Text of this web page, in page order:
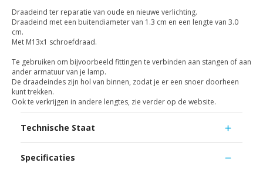
Draadeind ter reparatie van oude en nieuwe verlichting.
Draadeind met een buitendiameter van 1.3 cm en een lengte van 3.0
cm.
Met M13x1 schroefdraad.
Te gebruiken om bijvoorbeeld fittingen te verbinden aan stangen of aan
ander armatuur van je lamp.
De draadeindes zijn hol van binnen, zodat je er een snoer doorheen
kunt trekken.
Ook te verkrijgen in andere lengtes, zie verder op de website.
Technische Staat
Specificaties